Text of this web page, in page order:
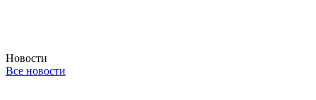
Новости
Все новости